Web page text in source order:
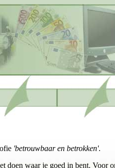
'betrouwbaar en betrokken'.
doen waar je goed in bent. Voor